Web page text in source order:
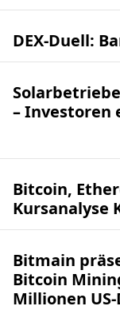
DEX-Duell:
– Investoren
Bitcoin,
Kursanalyse
Bitmain
Bitcoin
Millionen